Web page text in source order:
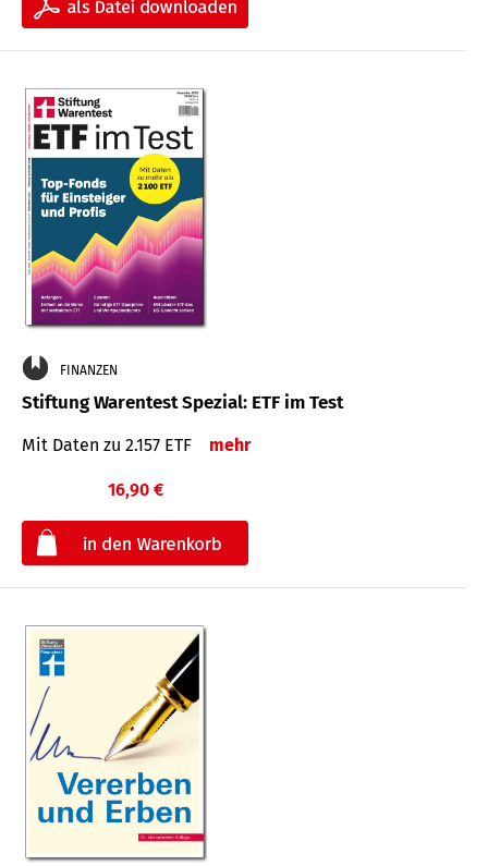
FINANZEN
Stiftung Warentest Spezial: ETF im Test
Mit Daten zu 2.157 ETF mehr
16,90 €